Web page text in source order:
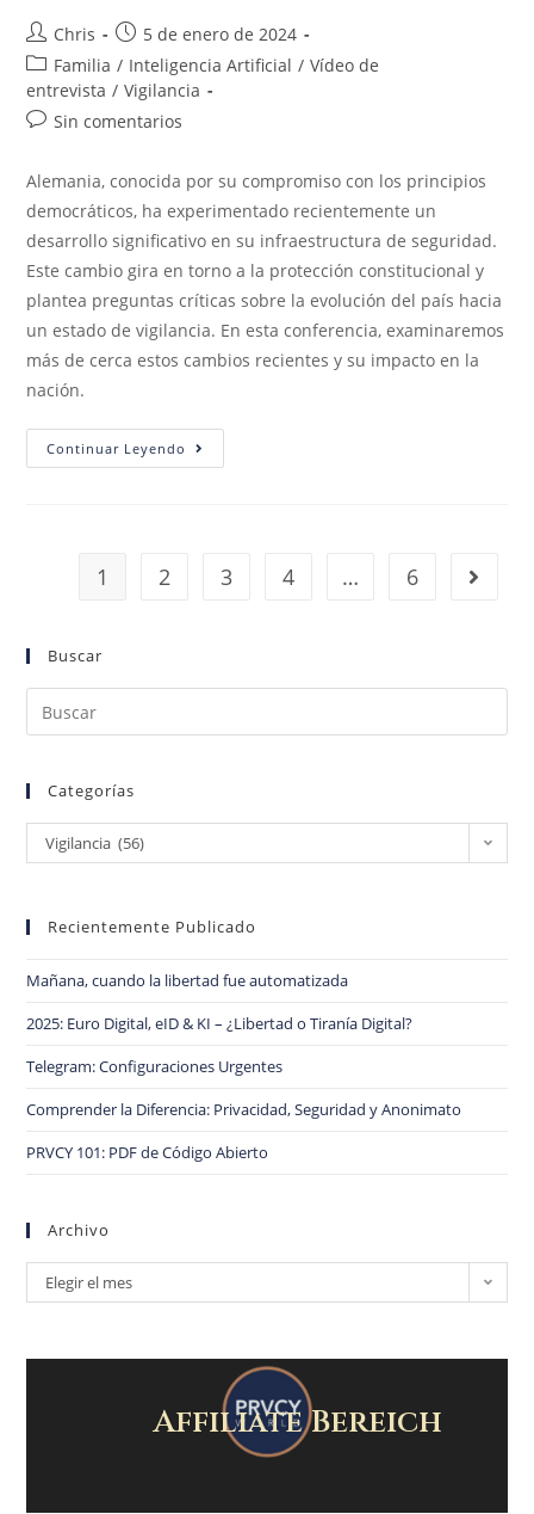
Chris
5 de enero de 2024
Familia / Inteligencia Artificial / Vídeo de
entrevista / Vigilancia
Sin comentarios
Alemania, conocida por su compromiso con los principios
democráticos, ha experimentado recientemente un
desarrollo significativo en su infraestructura de seguridad.
Este cambio gira en torno a la protección constitucional y
plantea preguntas críticas sobre la evolución del país hacia
un estado de vigilancia. En esta conferencia, examinaremos
más de cerca estos cambios recientes y su impacto en la
nación.
Continuar Leyendo
1 2 3 4 … 6
Buscar
Categorías
Vigilancia (56)
Recientemente Publicado
Mañana, cuando la libertad fue automatizada
2025: Euro Digital, eID & KI – ¿Libertad o Tiranía Digital?
Telegram: Configuraciones Urgentes
Comprender la Diferencia: Privacidad, Seguridad y Anonimato
PRVCY 101: PDF de Código Abierto
Archivo
Elegir el mes
Affiliate Bereich